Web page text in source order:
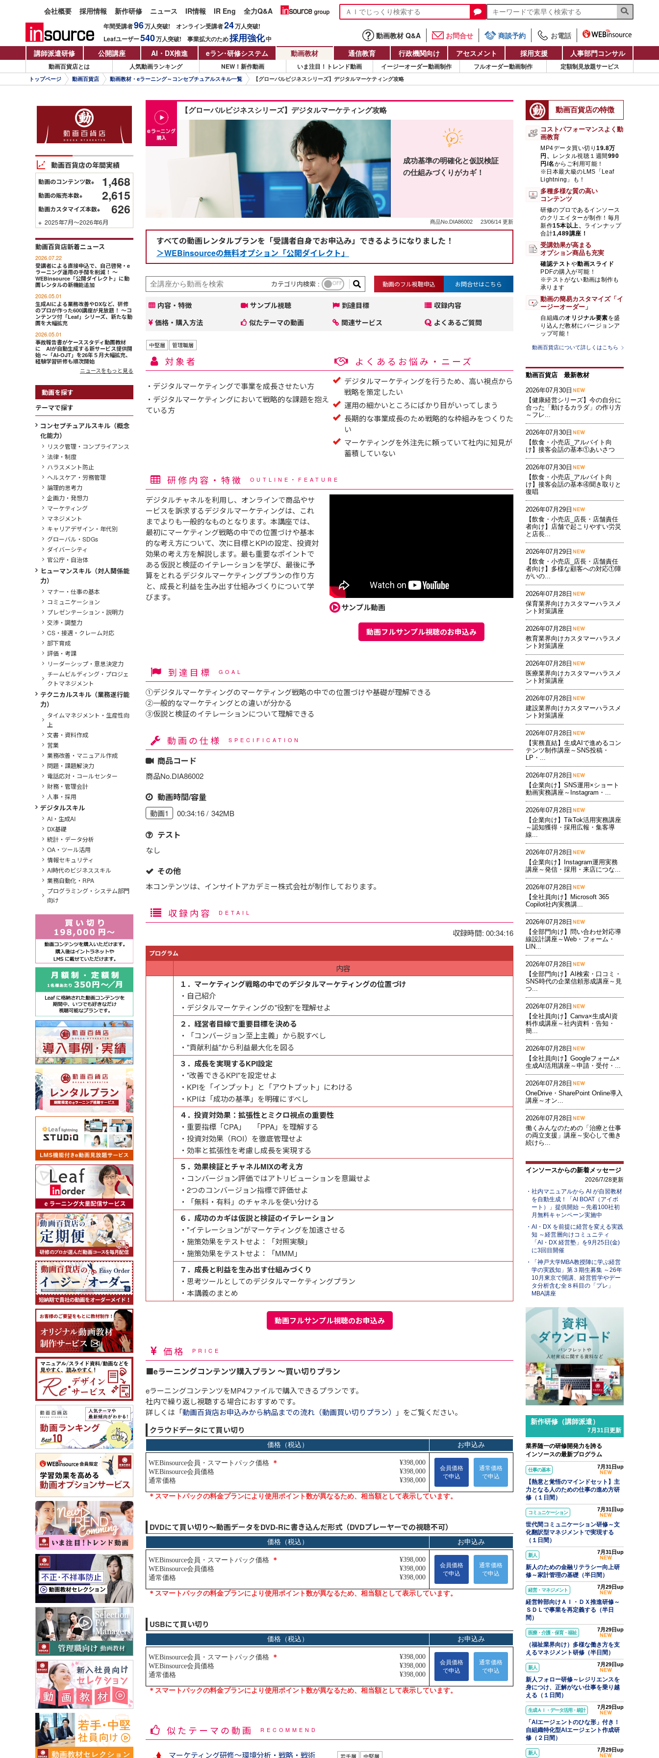
会社概要 採用情報 新作研修 ニュース IR情報 IR Eng 全力Q&A
年間受講者96万人突破! オンライン受講者24万人突破!
Leafユーザー540万人突破! 事業拡大のため採用強化中 動画教材 Q&A お問合せ 商談予約
お電話
講師派遣研修
公開講座 AI・DX推進 eラン・研修システム 動画教材 通信教育 行政機関向け アセスメント 採用支援 人事部門コンサル
動画百貨店とは 人気動画ランキング NEW！新作動画 いま注目！トレンド動画 イージーオーダー動画制作 フルオーダー動画制作 定額制見放題サービス
トップページ 動画百貨店 動画教材・eラーニング～コンセプチュアルスキル一覧 【グローバルビジネスシリーズ】デジタルマーケティング攻略
【グローバルビジネスシリーズ】デジタルマーケティング攻略
成功基準の明確化と仮説検証
の仕組みづくりがカギ！
商品No.DIA86002 23/06/14 更新
すべての動画レンタルプランを「受講者自身でお申込み」できるようになりました！
＞WEBinsourceの無料オプション「公開ダイレクト」
カテゴリ内検索 : OFF 動画のフル視聴申込 お問合せはこちら
内容・特徴 サンプル視聴 到達目標
収録内容
価格・購入方法
似たテーマの動画 関連サービス よくあるご質問
中堅層 管理職層
対象者
・デジタルマーケティングで事業を成長させたい方
・デジタルマーケティングにおいて戦略的な課題を抱え
ている方
よくあるお悩み・ニーズ
デジタルマーケティングを行うため、高い視点から
戦略を策定したい
運用の細かいところにばかり目がいってしまう
長期的な事業成長のため戦略的な枠組みをつくりた
い
マーケティングを外注先に頼っていて社内に知見が
蓄積していない
研修内容・特徴 OUTLINE・FEATURE
サンプル動画
動画フルサンプル視聴のお申込み
デジタルチャネルを利用し、オンラインで商品やサ
ービスを訴求するデジタルマーケティングは、これ
までよりも一般的なものとなります。本講座では、
最初にマーケティング戦略の中での位置づけや基本
的な考え方について、次に目標とKPIの設定、投資対
効果の考え方を解説します。最も重要なポイントで
ある仮説と検証のイテレーションを学び、最後に予
算をとれるデジタルマーケティングプランの作り方
と、成⾧と利益を生み出す仕組みづくりについて学
びます。
到達目標 GOAL
①デジタルマーケティングのマーケティング戦略の中での位置づけや基礎が理解できる
②一般的なマーケティングとの違いが分かる
③仮説と検証のイテレーションについて理解できる
動画の仕様 SPECIFICATION
商品コード
商品No.DIA86002
動画時間/容量
動画1 00:34:16 342MB
テスト
なし
その他
本コンテンツは、インサイトアカデミー株式会社が制作しております。
収録内容 DETAIL
収録時間: 00:34:16
プログラム
内容
１．マーケティング戦略の中でのデジタルマーケティングの位置づけ
・自己紹介
・デジタルマーケティングの"役割"を理解せよ
２．経営者目線で重要目標を決める
・「コンバージョン至上主義」から脱すべし
・"貢献利益"から利益最大化を図る
３．成長を実現するKPI設定
・"改善できるKPI"を設定せよ
・KPIを「インプット」と「アウトプット」にわける
・KPIは「成功の基準」を明確にすべし
４．投資対効果：拡張性とミクロ視点の重要性
・重要指標「CPA」 「PPA」を理解する
・投資対効果（ROI）を徹底管理せよ
・効率と拡張性を考慮し成長を実現する
５．効果検証とチャネルMIXの考え方
・コンバージョン評価ではアトリビューションを意識せよ
・2つのコンバージョン指標で評価せよ
・「無料・有料」のチャネルを使い分ける
６．成功のカギは仮説と検証のイテレーション
・"イテレーション"がマーケティングを加速させる
・施策効果をテストせよ：「対照実験」
・施策効果をテストせよ：「MMM」
７．成長と利益を生み出す仕組みづくり
・思考ツールとしてのデジタルマーケティングプラン
・本講義のまとめ
動画フルサンプル視聴のお申込み
価格 PRICE
■eラーニングコンテンツ購入プラン ～買い切りプラン
eラーニングコンテンツをMP4ファイルで購入できるプランです。
社内で繰り返し視聴する場合におすすめです。
詳しくは「動画百貨店お申込みから納品までの流れ（動画買い切りプラン） 」をご覧ください。
クラウドデータにて買い切り
DVDにて買い切り～動画データをDVD-Rに書き込んだ形式（DVDプレーヤーでの視聴不可）
USBにて買い切り
似たテーマの動画 RECOMMEND
マーケティング研修～環境分析・戦略・戦術 若手層 中堅層
動画百貨店の年間実績
動画のコンテンツ数※ 1,468
動画の販売本数※ 2,615
動画カスタマイズ本数※ 626
※ 2025年7月～2026年6月
動画百貨店新着ニュース
2026.07.22
受講者による直接申込で、自己啓発・e
ラーニング運用の手間を削減！ ～
WEBinsource「公開ダイレクト」に動
画レンタルの新機能追加
2026.05.01
生成AIによる業務改善やDXなど、研修
のプロが作った600講座が見放題！ ～コ
ンテンツ付「Leaf」シリーズ、新たな動
画を大幅拡充
2026.05.01
事故報告書がケーススタディ動画教材
に AIが自動生成する新サービス提供開
始 ～「AI-OJT」を26年５月大幅拡充、
経験学習研修も順次開始
ニュースをもっと見る
動画を探す
テーマで探す
コンセプチュアルスキル（概念
化能力）
リスク管理・コンプライアンス
法律・制度
ハラスメント防止
ヘルスケア・労務管理
論理的思考力
企画力・発想力
マーケティング
マネジメント
キャリアデザイン・年代別
グローバル・SDGs
ダイバーシティ
官公庁・自治体
ヒューマンスキル（対人関係能
力）
マナー・仕事の基本
コミュニケーション
プレゼンテーション・説明力
交渉・調整力
CS・接遇・クレーム対応
部下育成
評価・考課
リーダーシップ・意思決定力
チームビルディング・プロジェ
クトマネジメント
テクニカルスキル（業務遂行能
力）
タイムマネジメント・生産性向
上
文書・資料作成
営業
業務改善・マニュアル作成
問題・課題解決力
電話応対・コールセンター
財務・管理会計
人事・採用
デジタルスキル
AI・生成AI
DX基礎
統計・データ分析
OA・ツール活用
情報セキュリティ
AI時代のビジネススキル
業務自動化・RPA
プログラミング・システム部門
向け
動画百貨店の特徴
コストパフォーマンスよく動
画教育
MP4データ買い切り 19.8万
円、
レンタル視聴１週間990
円/名からご利用可能！
※日本最大級のLMS「Leaf
Lightning」も！
多種多様な質の高い
コンテンツ
研修のプロであるインソース
のクリエイターが制作！毎月
新作15本以上、 ラインナップ
合計1,489講座！
受講効果が高まる
オプション商品も充実
確認テスト や動画スライド
PDFの購入が可能！
※テストがない動画は制作も
承ります
動画の簡易カスタマイズ「イ
ージーオーダー」
自組織のオリジナル要素を盛
り込んだ教材にバージョンア
ップ可能！
動画百貨店について詳しくはこちら
動画百貨店 最新教材
2026年07月30日
【健康経営シリーズ】今の自分に
合った「動けるカラダ」の作り方
～フレ...
2026年07月30日
【飲食・小売店_アルバイト向
け】接客会話の基本①あいさつ
2026年07月30日
【飲食・小売店_アルバイト向
け】接客会話の基本④聞き取りと
復唱
2026年07月29日
【飲食・小売店_店長・店舗責任
者向け】店舗で起こりやすい労災
と店長...
2026年07月29日
【飲食・小売店_店長・店舗責任
者向け】多様な顧客への対応①障
がいの...
2026年07月28日
保育業界向けカスタマーハラスメ
ント対策講座
2026年07月28日
教育業界向けカスタマーハラスメ
ント対策講座
2026年07月28日
医療業界向けカスタマーハラスメ
ント対策講座
2026年07月28日
建設業界向けカスタマーハラスメ
ント対策講座
2026年07月28日
【実務直結】生成AIで進めるコン
テンツ制作講座～SNS投稿・
LP・...
2026年07月28日
【企業向け】SNS運用×ショート
動画実務講座～Instagram・...
2026年07月28日
【企業向け】TikTok活用実務講座
～認知獲得・採用広報・集客導
線...
2026年07月28日
【企業向け】Instagram運用実務
講座～発信・採用・来店につな...
2026年07月28日
【全社員向け】Microsoft 365
Copilot社内実務講...
2026年07月28日
【全部門向け】問い合わせ対応導
線設計講座～Web・フォーム・
LIN...
2026年07月28日
【全部門向け】AI検索・口コミ・
SNS時代の企業信頼形成講座～見
つ...
2026年07月28日
【全社員向け】Canva×生成AI資
料作成講座～社内資料・告知・
簡...
2026年07月28日
【全社員向け】Googleフォーム×
生成AI活用講座～申請・受付・...
2026年07月28日
OneDrive・SharePoint Online導入
講座～オン...
2026年07月28日
働くみんなのための「治療と仕事
の両立支援」講座～安心して働き
続けら...
インソースからの新着メッセージ
2026/7/28更新
社内マニュアルから AI が自習教材
を自動生成！「AI BOAT（アイボ
ート）」提供開始 ～先着100社初
月無料キャンペーン実施中
AI・DX を前提に経営を変える実践
知 ～経営層向けコミュニティ
「AI・DX 経営塾」を9月25日(金)
に3回目開催
「神戸大学MBA教授陣に学ぶ経営
学の実践知」第３期生募集 ～26年
10月東京で開講、経営哲学やデー
タ分析含む全８科目の「プレ」
MBA講座
Jul.31
新作研修（講師派遣）
7月31日更新
業界随一の研修開発力を誇る
インソースの最新プログラム
仕事の基本 7月31日up
【熱意と覚悟のマインドセット】主
力となる人のための仕事の進め方研
修（１日間）
コミュニケーション 7月31日up
世代間コミュニケーション研修～文
化翻訳型マネジメントで実現する
（１日間）
新人 7月31日up
新人のための金融リテラシー向上研
修～家計管理の基礎（半日間）
経営・マネジメント 7月29日up
経営幹部向けＡＩ・ＤＸ推進研修～
ＳＤＬで事業を再定義する（半日
間）
医療・介護・保育・福祉 7月29日up
（福祉業界向け）多様な働き方を支
えるマネジメント研修（半日間）
新人 7月29日up
新人フォロー研修～レジリエンスを
身につけ、正解がない仕事を乗り越
える（１日間）
生成ＡＩ・データ活用・統計 7月29日up
「AIエージェントのひな形」付き！
自組織特化型AIエージェント作成研
修（２日間）
新人 7月29日up